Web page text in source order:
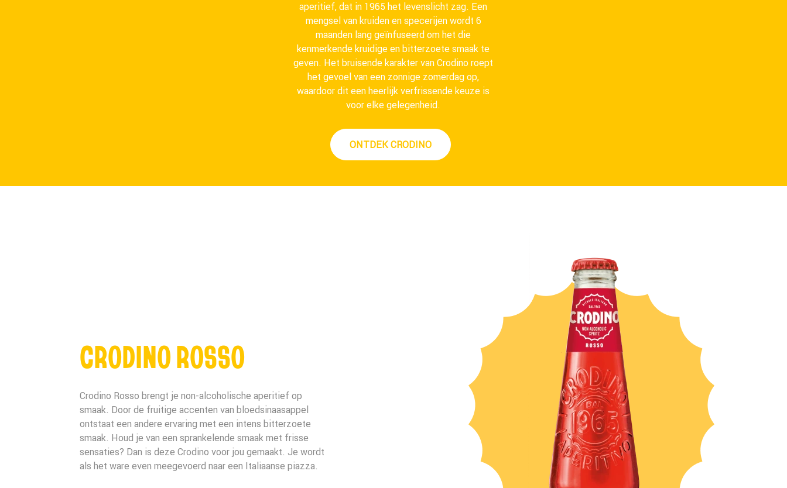
aperitief, dat in 1965 het levenslicht zag. Een
mengsel van kruiden en specerijen wordt 6
maanden lang geïnfuseerd om het die
kenmerkende kruidige en bitterzoete smaak te
geven. Het bruisende karakter van Crodino roept
het gevoel van een zonnige zomerdag op,
waardoor dit een heerlijk verfrissende keuze is
voor elke gelegenheid.
ONTDEK CRODINO
CRODINO ROSSO
Crodino Rosso brengt je non-alcoholische aperitief op
smaak. Door de fruitige accenten van bloedsinaasappel
ontstaat een andere ervaring met een intens bitterzoete
smaak. Houd je van een sprankelende smaak met frisse
sensaties? Dan is deze Crodino voor jou gemaakt. Je wordt
als het ware even meegevoerd naar een Italiaanse piazza.